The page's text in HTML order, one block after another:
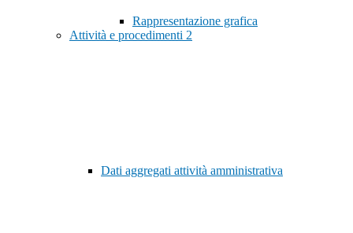
Rappresentazione grafica
Attività e procedimenti 2
Dati aggregati attività amministrativa